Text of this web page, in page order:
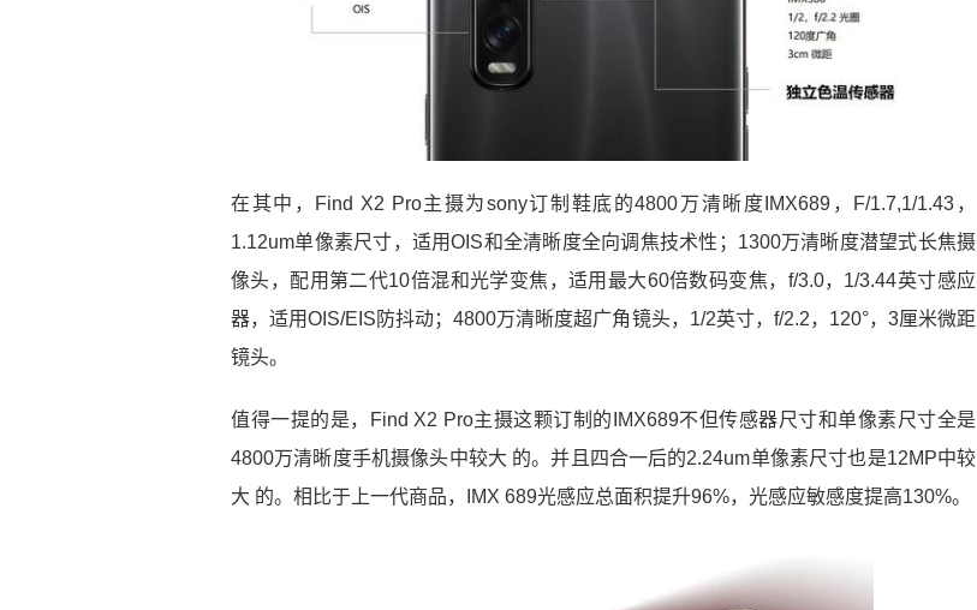
在其中，Find X2 Pro主摄为sony订制鞋底的4800万清晰度IMX689，F/1.7,1/1.43，
1.12um单像素尺寸，适用OIS和全清晰度全向调焦技术性；1300万清晰度潜望式长焦摄
像头，配用第二代10倍混和光学变焦，适用最大60倍数码变焦，f/3.0，1/3.44英寸感应
器，适用OIS/EIS防抖动；4800万清晰度超广角镜头，1/2英寸，f/2.2，120°，3厘米微距
镜头。
值得一提的是，Find X2 Pro主摄这颗订制的IMX689不但传感器尺寸和单像素尺寸全是
4800万清晰度手机摄像头中较大 的。并且四合一后的2.24um单像素尺寸也是12MP中较
大 的。相比于上一代商品，IMX 689光感应总面积提升96%，光感应敏感度提高130%。